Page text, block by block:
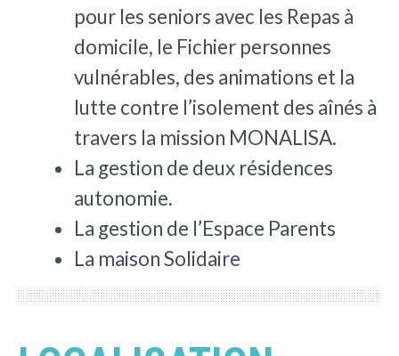
pour les seniors avec les Repas à
domicile, le Fichier personnes
vulnérables, des animations et la
lutte contre l’isolement des aînés à
travers la mission MONALISA.
La gestion de deux résidences
autonomie.
La gestion de l’Espace Parents
La maison Solidaire